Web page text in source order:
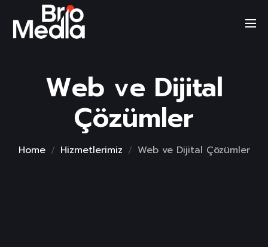
content
Web ve Dijital
Çözümler
Home Hizmetlerimiz Web ve Dijital Çözümler